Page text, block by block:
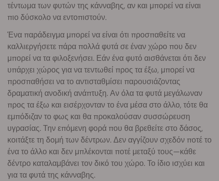
τέντωμα των φυτών της κάνναβης, αν και μπορεί να είναι
πιο δύσκολο να εντοπιστούν.
Ένα παράδειγμα μπορεί να είναι ότι προσπαθείτε να
καλλιεργήσετε πάρα πολλά φυτά σε έναν χώρο που δεν
μπορεί να τα φιλοξενήσει. Εάν ένα φυτό αισθάνεται ότι δεν
υπάρχει χώρος για να τεντωθεί προς τα έξω, μπορεί να
προσπαθήσει να το αντισταθμίσει παρουσιάζοντας
δραματική ανοδική ανάπτυξη. Αν όλα τα φυτά μεγάλωναν
προς τα έξω και εισέρχονταν το ένα μέσα στο άλλο, τότε θα
εμπόδιζαν το φως και θα προκαλούσαν συσσώρευση
υγρασίας. Την επόμενη φορά που θα βρεθείτε στο δάσος,
κοιτάξτε τη δομή των δέντρων. Δεν αγγίζουν σχεδόν ποτέ το
ένα το άλλο και δεν μπλέκονται ποτέ μεταξύ τους—κάθε
δέντρο καταλαμβάνει τον δικό του χώρο. Το ίδιο ισχύει και
για τα φυτά της κάνναβης.